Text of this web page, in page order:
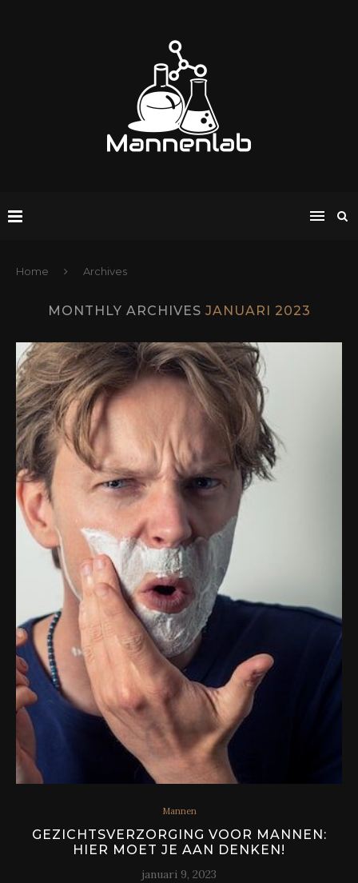
Home Archives
MONTHLY ARCHIVES JANUARI 2023
Mannen
GEZICHTSVERZORGING VOOR MANNEN:
HIER MOET JE AAN DENKEN!
januari 9, 2023